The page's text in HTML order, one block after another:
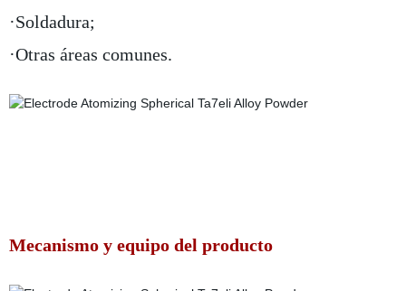
·Soldadura;
·Otras áreas comunes.
Mecanismo y equipo del producto